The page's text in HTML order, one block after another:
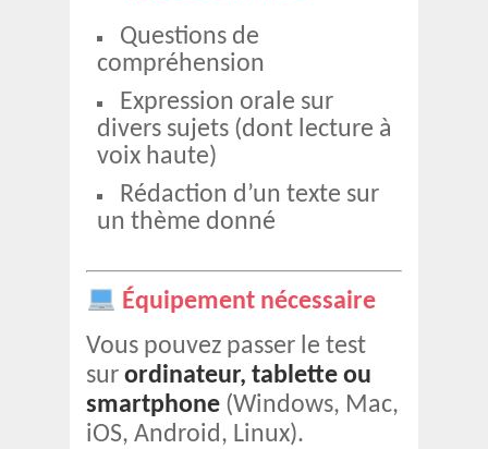
Questions de
compréhension
Expression orale sur
divers sujets (dont lecture à
voix haute)
Rédaction d’un texte sur
un thème donné
Équipement nécessaire
Vous pouvez passer le test
sur ordinateur, tablette ou
smartphone (Windows, Mac,
iOS, Android, Linux).